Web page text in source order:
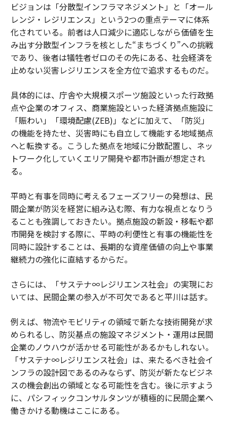
ビジョンは「分散型インフラマネジメント」と「オール
レンジ・レジリエンス」という2つの重点テーマに体系
化されている。前者は人口減少に適応しながら価値を生
み出す分散型インフラを核とした“まちづくり”への挑戦
であり、後者は犠牲者ゼロのその先にある、社会経済を
止めない災害レジリエンスを全方位で追求するものだ。
具体的には、庁舎や大規模スポーツ施設といった行政拠
点や企業のオフィス、商業施設といった経済拠点施設に
「賑わい」「環境配慮(ZEB)」などに加えて、「防災」
の機能を持たせ、災害時にも自立して機能する地域拠点
へと転換する。こうした拠点を地域に分散配置し、ネッ
トワーク化していくエリア開発や都市計画が想定され
る。
平時と有事を同時に考えるフェーズフリーの発想は、民
間企業が防災を経営に組み込む際、有力な視点となりう
ることも強調しておきたい。拠点施設の新設・移転や都
市開発を検討する際に、平時の利便性と有事の機能性を
同時に設計することは、長期的な資産価値の向上や事業
継続力の強化に直結するからだ。
さらには、「サステナ∞レジリエンス社会」の実現にお
いては、民間企業の参入が不可欠であると平川は話す。
例えば、物流やモビリティの領域で新たな技術開発が求
められるし、防災基点の施設マネジメント・運用は民間
企業のノウハウが活かせる可能性があるかもしれない。
「サステナ∞レジリエンス社会」は、来たるべき社会イ
ンフラの設計図であるのみならず、防災が新たなビジネ
スの機会創出の領域となる可能性を含む。後に示すよう
に、パシフィックコンサルタンツが積極的に民間企業へ
働きかける動機はここにある。